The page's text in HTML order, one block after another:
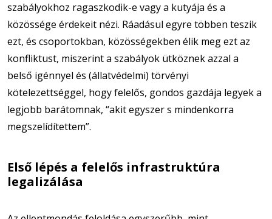
szabályokhoz ragaszkodik-e vagy a kutyája és a
közössége érdekeit nézi. Ráadásul egyre többen teszik
ezt, és csoportokban, közösségekben élik meg ezt az
konfliktust, miszerint a szabályok ütköznek azzal a
belső igénnyel és (állatvédelmi) törvényi
kötelezettséggel, hogy felelős, gondos gazdája legyek a
legjobb barátomnak, “akit egyszer s mindenkorra
megszelídítettem”.
Első lépés a felelős infrastruktúra
legalizálása